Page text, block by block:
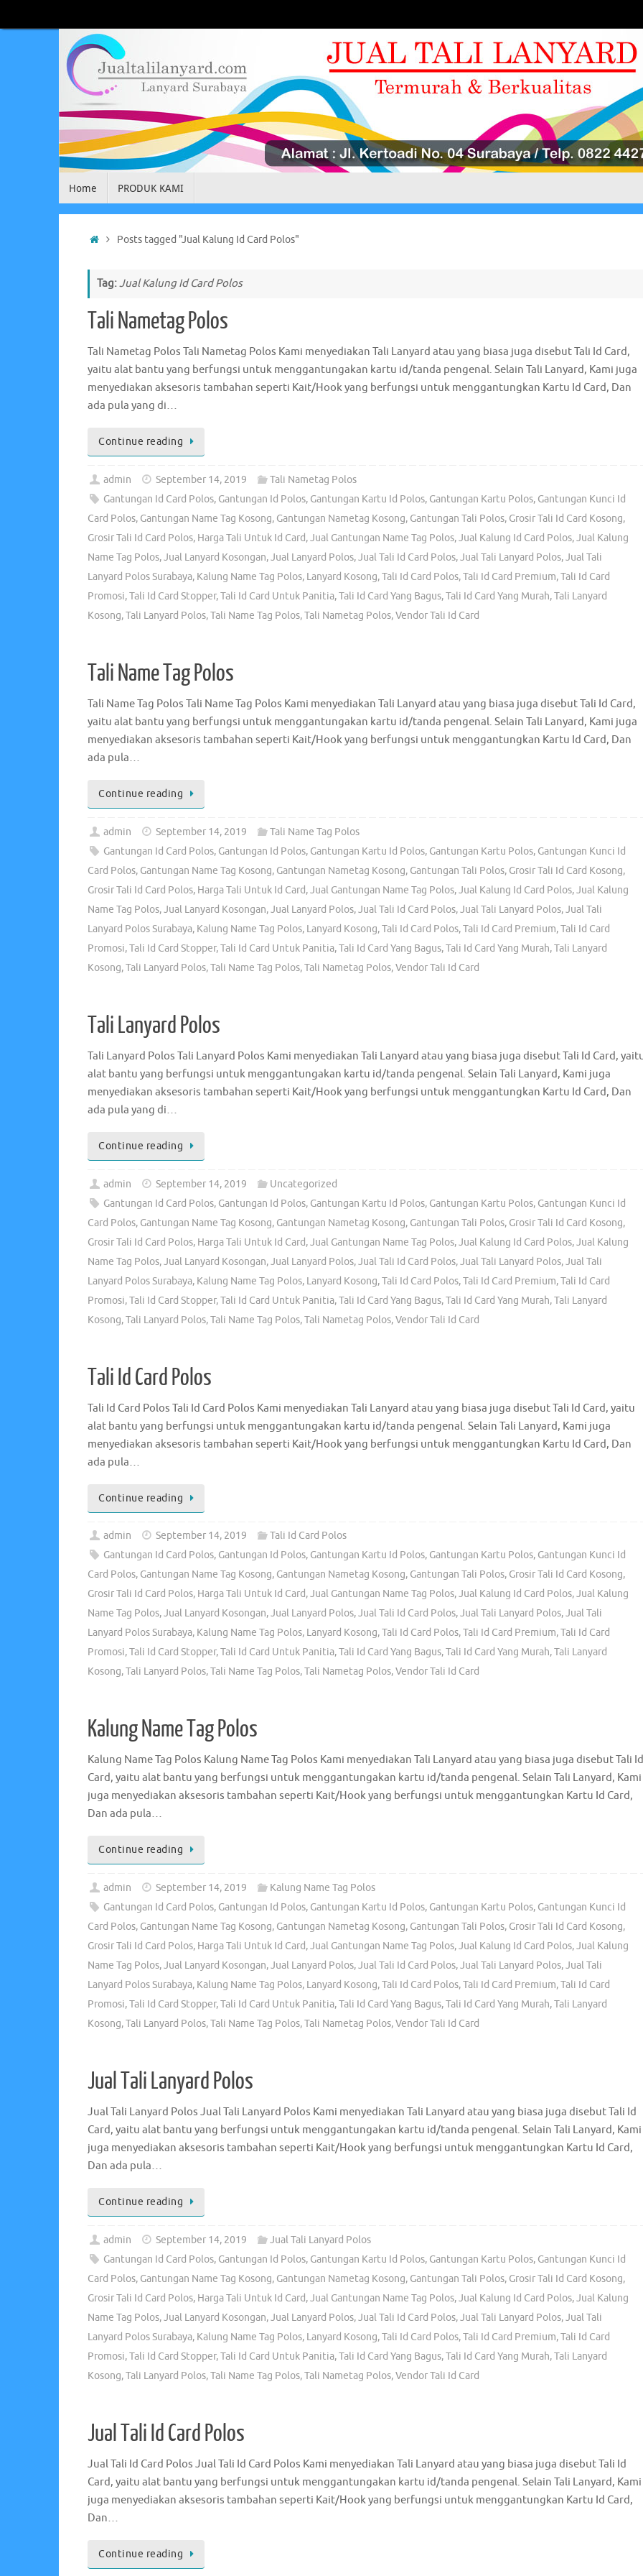
to
Home PRODUK KAMI
HomePosts tagged "Jual Kalung Id Card Polos"
Tag:Jual Kalung Id Card Polos
Tali Nametag Polos
Tali Nametag Polos Tali Nametag Polos Kami menyediakan Tali Lanyard atau yang biasa juga disebut Tali Id Card,
yaitu alat bantu yang berfungsi untuk menggantungakan kartu id/tanda pengenal. Selain Tali Lanyard, Kami juga
menyediakan aksesoris tambahan seperti Kait/Hook yang berfungsi untuk menggantungkan Kartu Id Card, Dan
ada pula yang di…
Continue reading
admin September 14, 2019
Tali Nametag Polos
Gantungan Id Card Polos, Gantungan Id Polos, Gantungan Kartu Id Polos, Gantungan Kartu Polos, Gantungan Kunci Id
Card Polos, Gantungan Name Tag Kosong, Gantungan Nametag Kosong, Gantungan Tali Polos, Grosir Tali Id Card Kosong,
Grosir Tali Id Card Polos, Harga Tali Untuk Id Card,Jual Gantungan Name Tag Polos,Jual Kalung Id Card Polos,Jual Kalung
Name Tag Polos,Jual Lanyard Kosongan,Jual Lanyard Polos,Jual Tali Id Card Polos,Jual Tali Lanyard Polos,Jual Tali
Lanyard Polos Surabaya, Kalung Name Tag Polos, Lanyard Kosong,Tali Id Card Polos,Tali Id Card Premium,Tali Id Card
Promosi,Tali Id Card Stopper,Tali Id Card Untuk Panitia,Tali Id Card Yang Bagus,Tali Id Card Yang Murah,Tali Lanyard
Kosong,Tali Lanyard Polos,Tali Name Tag Polos,Tali Nametag Polos,Vendor Tali Id Card
Tali Name Tag Polos
Tali Name Tag Polos Tali Name Tag Polos Kami menyediakan Tali Lanyard atau yang biasa juga disebut Tali Id Card,
yaitu alat bantu yang berfungsi untuk menggantungakan kartu id/tanda pengenal. Selain Tali Lanyard, Kami juga
menyediakan aksesoris tambahan seperti Kait/Hook yang berfungsi untuk menggantungkan Kartu Id Card, Dan
ada pula…
Continue reading
admin September 14, 2019
Tali Name Tag Polos
Gantungan Id Card Polos, Gantungan Id Polos, Gantungan Kartu Id Polos, Gantungan Kartu Polos, Gantungan Kunci Id
Card Polos, Gantungan Name Tag Kosong, Gantungan Nametag Kosong, Gantungan Tali Polos, Grosir Tali Id Card Kosong,
Grosir Tali Id Card Polos, Harga Tali Untuk Id Card,Jual Gantungan Name Tag Polos,Jual Kalung Id Card Polos,Jual Kalung
Name Tag Polos,Jual Lanyard Kosongan,Jual Lanyard Polos,Jual Tali Id Card Polos,Jual Tali Lanyard Polos,Jual Tali
Lanyard Polos Surabaya, Kalung Name Tag Polos, Lanyard Kosong,Tali Id Card Polos,Tali Id Card Premium,Tali Id Card
Promosi,Tali Id Card Stopper,Tali Id Card Untuk Panitia,Tali Id Card Yang Bagus,Tali Id Card Yang Murah,Tali Lanyard
Kosong,Tali Lanyard Polos,Tali Name Tag Polos,Tali Nametag Polos,Vendor Tali Id Card
Tali Lanyard Polos
Tali Lanyard Polos Tali Lanyard Polos Kami menyediakan Tali Lanyard atau yang biasa juga disebut Tali Id Card,
alat bantu yang berfungsi untuk menggantungakan kartu id/tanda pengenal. Selain Tali Lanyard, Kami juga
menyediakan aksesoris tambahan seperti Kait/Hook yang berfungsi untuk menggantungkan Kartu Id Card, Dan
ada pula yang di…
Continue reading
admin September 14, 2019
Uncategorized
Gantungan Id Card Polos, Gantungan Id Polos, Gantungan Kartu Id Polos, Gantungan Kartu Polos, Gantungan Kunci Id
Card Polos, Gantungan Name Tag Kosong, Gantungan Nametag Kosong, Gantungan Tali Polos, Grosir Tali Id Card Kosong,
Grosir Tali Id Card Polos, Harga Tali Untuk Id Card,Jual Gantungan Name Tag Polos,Jual Kalung Id Card Polos,Jual Kalung
Name Tag Polos,Jual Lanyard Kosongan,Jual Lanyard Polos,Jual Tali Id Card Polos,Jual Tali Lanyard Polos,Jual Tali
Lanyard Polos Surabaya, Kalung Name Tag Polos, Lanyard Kosong,Tali Id Card Polos,Tali Id Card Premium,Tali Id Card
Promosi,Tali Id Card Stopper,Tali Id Card Untuk Panitia,Tali Id Card Yang Bagus,Tali Id Card Yang Murah,Tali Lanyard
Kosong,Tali Lanyard Polos,Tali Name Tag Polos,Tali Nametag Polos,Vendor Tali Id Card
Tali Id Card Polos
Tali Id Card Polos Tali Id Card Polos Kami menyediakan Tali Lanyard atau yang biasa juga disebut Tali Id Card, yaitu
alat bantu yang berfungsi untuk menggantungakan kartu id/tanda pengenal. Selain Tali Lanyard, Kami juga
menyediakan aksesoris tambahan seperti Kait/Hook yang berfungsi untuk menggantungkan Kartu Id Card, Dan
ada pula…
Continue reading
admin September 14, 2019
Tali Id Card Polos
Gantungan Id Card Polos, Gantungan Id Polos, Gantungan Kartu Id Polos, Gantungan Kartu Polos, Gantungan Kunci Id
Card Polos, Gantungan Name Tag Kosong, Gantungan Nametag Kosong, Gantungan Tali Polos, Grosir Tali Id Card Kosong,
Grosir Tali Id Card Polos, Harga Tali Untuk Id Card,Jual Gantungan Name Tag Polos,Jual Kalung Id Card Polos,Jual Kalung
Name Tag Polos,Jual Lanyard Kosongan,Jual Lanyard Polos,Jual Tali Id Card Polos,Jual Tali Lanyard Polos,Jual Tali
Lanyard Polos Surabaya, Kalung Name Tag Polos, Lanyard Kosong,Tali Id Card Polos,Tali Id Card Premium,Tali Id Card
Promosi,Tali Id Card Stopper,Tali Id Card Untuk Panitia,Tali Id Card Yang Bagus,Tali Id Card Yang Murah,Tali Lanyard
Kosong,Tali Lanyard Polos,Tali Name Tag Polos,Tali Nametag Polos,Vendor Tali Id Card
Kalung Name Tag Polos
Kalung Name Tag Polos Kalung Name Tag Polos Kami menyediakan Tali Lanyard atau yang biasa juga disebut Tali Id
Card, yaitu alat bantu yang berfungsi untuk menggantungakan kartu id/tanda pengenal. Selain Tali Lanyard, Kami
juga menyediakan aksesoris tambahan seperti Kait/Hook yang berfungsi untuk menggantungkan Kartu Id Card,
Dan ada pula…
Continue reading
admin September 14, 2019
Kalung Name Tag Polos
Gantungan Id Card Polos, Gantungan Id Polos, Gantungan Kartu Id Polos, Gantungan Kartu Polos, Gantungan Kunci Id
Card Polos, Gantungan Name Tag Kosong, Gantungan Nametag Kosong, Gantungan Tali Polos, Grosir Tali Id Card Kosong,
Grosir Tali Id Card Polos, Harga Tali Untuk Id Card,Jual Gantungan Name Tag Polos,Jual Kalung Id Card Polos,Jual Kalung
Name Tag Polos,Jual Lanyard Kosongan,Jual Lanyard Polos,Jual Tali Id Card Polos,Jual Tali Lanyard Polos,Jual Tali
Lanyard Polos Surabaya, Kalung Name Tag Polos, Lanyard Kosong,Tali Id Card Polos,Tali Id Card Premium,Tali Id Card
Promosi,Tali Id Card Stopper,Tali Id Card Untuk Panitia,Tali Id Card Yang Bagus,Tali Id Card Yang Murah,Tali Lanyard
Kosong,Tali Lanyard Polos,Tali Name Tag Polos,Tali Nametag Polos,Vendor Tali Id Card
Jual Tali Lanyard Polos
Jual Tali Lanyard Polos Jual Tali Lanyard Polos Kami menyediakan Tali Lanyard atau yang biasa juga disebut Tali Id
Card, yaitu alat bantu yang berfungsi untuk menggantungakan kartu id/tanda pengenal. Selain Tali Lanyard, Kami
juga menyediakan aksesoris tambahan seperti Kait/Hook yang berfungsi untuk menggantungkan Kartu Id Card,
Dan ada pula…
Continue reading
admin September 14, 2019
Jual Tali Lanyard Polos
Gantungan Id Card Polos, Gantungan Id Polos, Gantungan Kartu Id Polos, Gantungan Kartu Polos, Gantungan Kunci Id
Card Polos, Gantungan Name Tag Kosong, Gantungan Nametag Kosong, Gantungan Tali Polos, Grosir Tali Id Card Kosong,
Grosir Tali Id Card Polos, Harga Tali Untuk Id Card,Jual Gantungan Name Tag Polos,Jual Kalung Id Card Polos,Jual Kalung
Name Tag Polos,Jual Lanyard Kosongan,Jual Lanyard Polos,Jual Tali Id Card Polos,Jual Tali Lanyard Polos,Jual Tali
Lanyard Polos Surabaya, Kalung Name Tag Polos, Lanyard Kosong,Tali Id Card Polos,Tali Id Card Premium,Tali Id Card
Promosi,Tali Id Card Stopper,Tali Id Card Untuk Panitia,Tali Id Card Yang Bagus,Tali Id Card Yang Murah,Tali Lanyard
Kosong,Tali Lanyard Polos,Tali Name Tag Polos,Tali Nametag Polos,Vendor Tali Id Card
Jual Tali Id Card Polos
Jual Tali Id Card Polos Jual Tali Id Card Polos Kami menyediakan Tali Lanyard atau yang biasa juga disebut Tali Id
Card, yaitu alat bantu yang berfungsi untuk menggantungakan kartu id/tanda pengenal. Selain Tali Lanyard, Kami
juga menyediakan aksesoris tambahan seperti Kait/Hook yang berfungsi untuk menggantungkan Kartu Id Card,
Dan…
Continue reading